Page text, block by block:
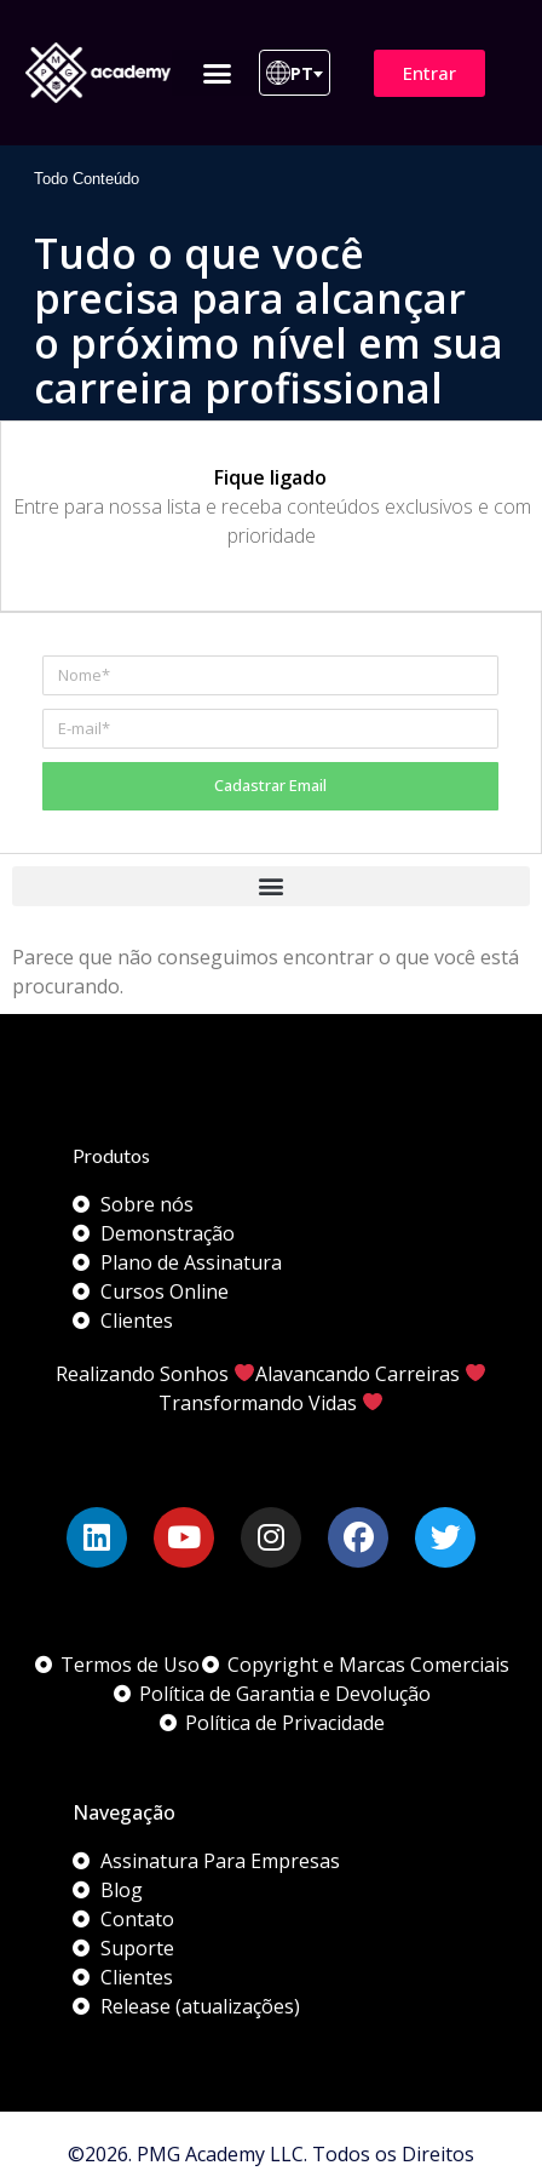
PT Entrar
Todo Conteúdo
Tudo o que você
precisa para alcançar
o próximo nível em sua
carreira profissional
Fique ligado
​Entre para nossa lista e receba conteúdos exclusivos e com
prioridade
Cadastrar Email
Parece que não conseguimos encontrar o que você está
procurando.
Produtos
Sobre nós
Demonstração
Plano de Assinatura
Cursos Online
Clientes
Realizando Sonhos
Alavancando Carreiras
Transformando Vidas
Termos de Uso
Copyright e Marcas Comerciais
Política de Garantia e Devolução
Política de Privacidade
Navegação
Assinatura Para Empresas
Blog
Contato
Suporte
Clientes
Release (atualizações)
©2026. PMG Academy LLC. Todos os Direitos